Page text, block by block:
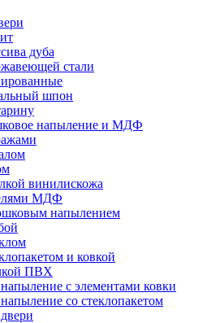
дуба
стали
шпон
напыление и МДФ
винилискожа
МДФ
напылением
и ковкой
ПВХ
с элементами ковки
со стеклопакетом